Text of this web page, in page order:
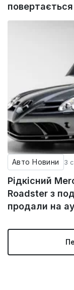
Авто Новини 3
Рідкісний
Roadster з
продали на